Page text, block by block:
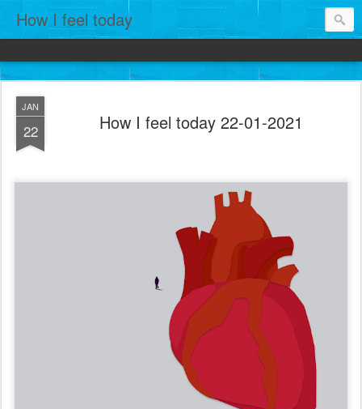
How I feel today
JAN
22 How I feel today 22-01-2021